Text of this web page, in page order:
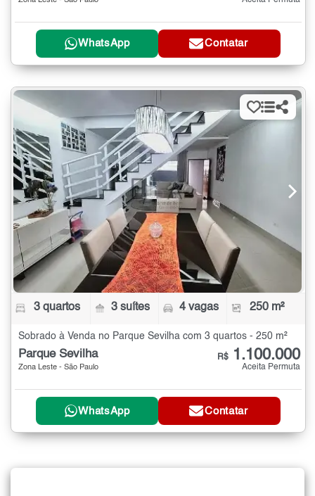
WhatsApp Contatar
3 quartos 3 suítes 4 vagas 250 m²
Sobrado à Venda no Parque Sevilha com 3 quartos - 250 m²
Parque Sevilha
Zona Leste - São Paulo
R$ 1.100.000
Aceita Permuta
WhatsApp Contatar